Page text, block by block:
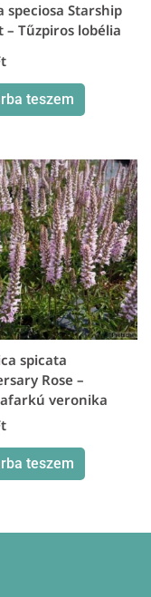
speciosa Starship
– Tűzpiros lobélia
teszem
spicata
Rose –
veronika
teszem